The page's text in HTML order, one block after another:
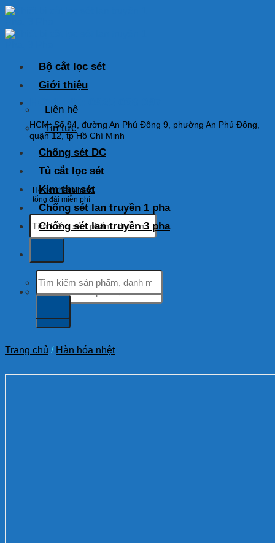
Skip
content
HOTLINE: 0925 038 097
HCM: Số 94, đường An Phú Đông 9, phường An Phú Đông,
quận 12, tp Hồ Chí Minh
Hỗ trợ khách hàng
tổng đài miễn phí
Tìm
kiếm:
Tìm
kiếm:
Bộ cắt lọc sét
Giới thiệu
Liên hệ
Tin tức
Chống sét DC
Tủ cắt lọc sét
Kim thu sét
Chống sét lan truyền 1 pha
Chống sét lan truyền 3 pha
Tìm
kiếm:
Trang chủ / Hàn hóa nhệt